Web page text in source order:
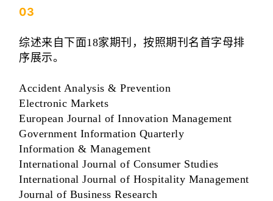
03
综述来自下面18家期刊，按照期刊名首字母排
序展示。
Accident Analysis & Prevention
Electronic Markets
European Journal of Innovation Management
Government Information Quarterly
Information & Management
International Journal of Consumer Studies
International Journal of Hospitality Management
Journal of Business Research